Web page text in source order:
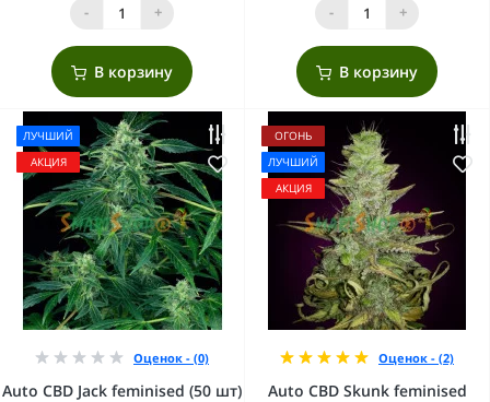
- +
В корзину
- +
В корзину
ЛУЧШИЙ
АКЦИЯ
Оценок - (0)
Auto CBD Jack feminised (50 шт)
ОГОНЬ
ЛУЧШИЙ
АКЦИЯ
Оценок - (2)
Auto CBD Skunk feminised